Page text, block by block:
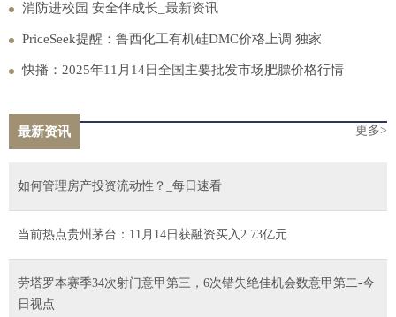
监控_焦点讯息
消防进校园 安全伴成长_最新资讯
PriceSeek提醒：鲁西化工有机硅DMC价格上调 独家
快播：2025年11月14日全国主要批发市场肥膘价格行情
最新资讯 更多>
如何管理房产投资流动性？_每日速看
当前热点贵州茅台：11月14日获融资买入2.73亿元
劳塔罗本赛季34次射门意甲第三，6次错失绝佳机会数意甲第二-今
日视点